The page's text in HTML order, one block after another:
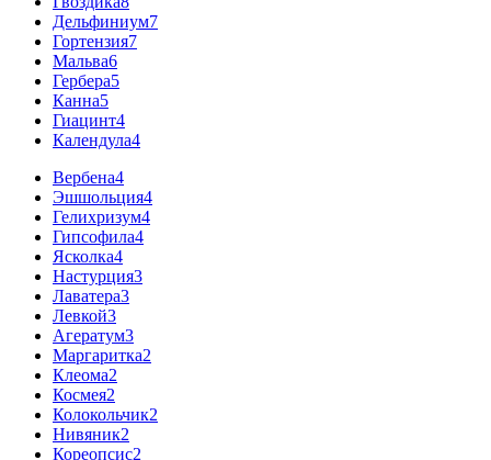
Дельфиниум7
Гортензия7
Мальва6
Гербера5
Канна5
Гиацинт4
Календула4
Вербена4
Эшшольция4
Гелихризум4
Гипсофила4
Ясколка4
Настурция3
Лаватера3
Левкой3
Агератум3
Маргаритка2
Клеома2
Космея2
Колокольчик2
Нивяник2
Кореопсис2